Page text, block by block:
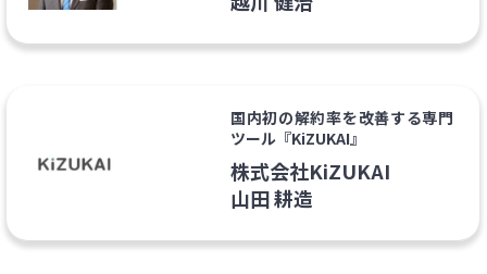
国内初の解約率を改善する専門
ツール『KiZUKAI』
株式会社KiZUKAI
山田 耕造